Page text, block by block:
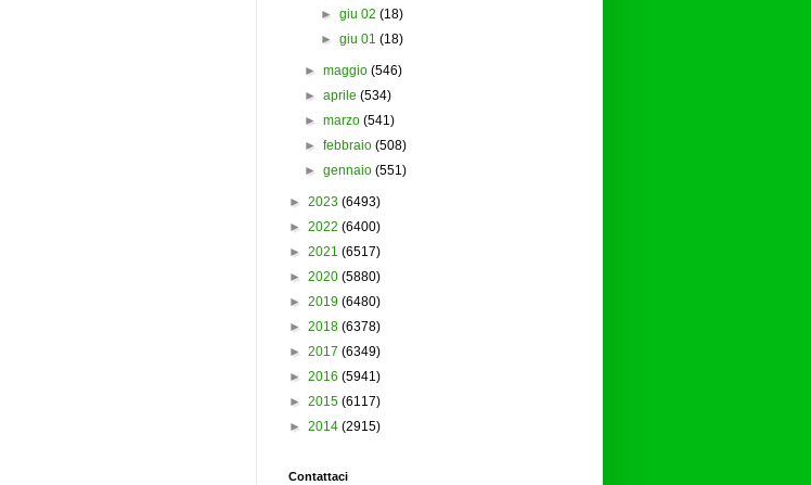
► giu 02 (18)
► giu 01 (18)
►maggio (546)
►aprile (534)
►marzo (541)
►febbraio (508)
►gennaio (551)
► 2023 (6493)
► 2022 (6400)
► 2021 (6517)
► 2020 (5880)
► 2019 (6480)
► 2018 (6378)
► 2017 (6349)
► 2016 (5941)
► 2015 (6117)
► 2014 (2915)
Contattaci